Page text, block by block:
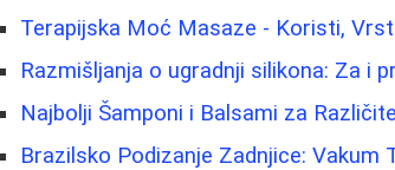
Terapijska Moć Masaze - Koristi,
Razmišljanja o ugradnji silikona: Za i
Najbolji Šamponi i Balsami za
Brazilsko Podizanje Zadnjice: Vakum